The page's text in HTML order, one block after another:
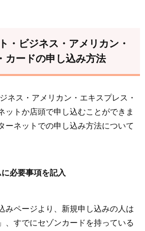
・ビジネス・アメリカン・
カードの申し込み方法
ネス・アメリカン・エキスプレス・
ットか店頭で申し込むことができま
ーネットでの申し込み方法について
必要事項を記入
みページより、新規申し込みの人は
、すでにセゾンカードを持っている